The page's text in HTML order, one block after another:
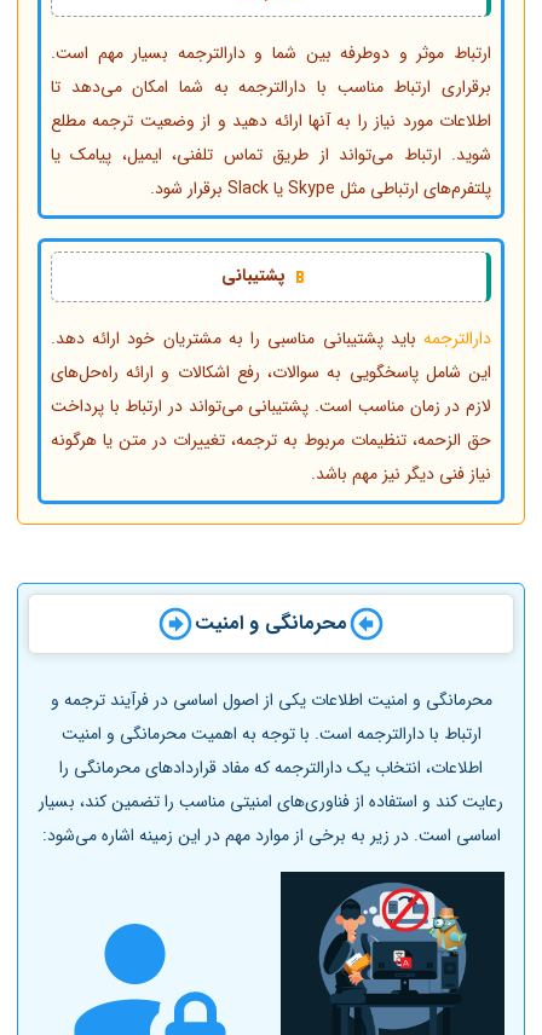
ارتباط موثر و دوطرفه بین شما و دارالترجمه بسیار مهم است.
برقراری ارتباط مناسب با دارالترجمه به شما امکان می‌دهد تا
اطلاعات مورد نیاز را به آنها ارائه دهید و از وضعیت ترجمه مطلع
شوید. ارتباط می‌تواند از طریق تماس تلفنی، ایمیل، پیامک یا
پلتفرم‌های ارتباطی مثل Skype یا Slack برقرار شود.
پشتیبانی
دارالترجمه باید پشتیبانی مناسبی را به مشتریان خود ارائه دهد.
این شامل پاسخگویی به سوالات، رفع اشکالات و ارائه راه‌حل‌های
لازم در زمان مناسب است. پشتیبانی می‌تواند در ارتباط با پرداخت
حق الزحمه، تنظیمات مربوط به ترجمه، تغییرات در متن یا هرگونه
نیاز فنی دیگر نیز مهم باشد.
محرمانگی و امنیت
محرمانگی و امنیت اطلاعات یکی از اصول اساسی در فرآیند ترجمه و
ارتباط با دارالترجمه است. با توجه به اهمیت محرمانگی و امنیت
اطلاعات، انتخاب یک دارالترجمه که مفاد قراردادهای محرمانگی را
رعایت کند و استفاده از فناوری‌های امنیتی مناسب را تضمین کند، بسیار
اساسی است. در زیر به برخی از موارد مهم در این زمینه اشاره می‌شود: